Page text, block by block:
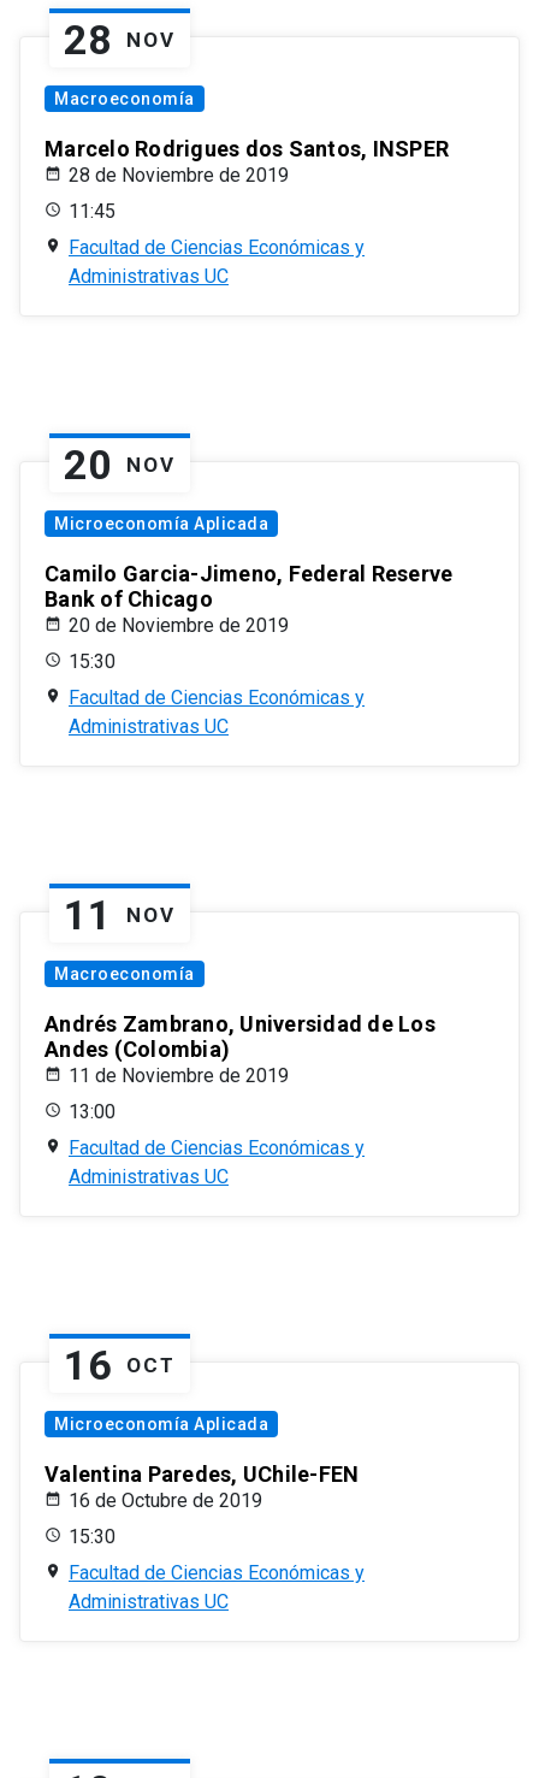
28 NOV
Macroeconomía
Marcelo Rodrigues dos Santos, INSPER
28 de Noviembre de 2019
11:45
Facultad de Ciencias Económicas y
Administrativas UC
20 NOV
Microeconomía Aplicada
Camilo Garcia-Jimeno, Federal Reserve
Bank of Chicago
20 de Noviembre de 2019
15:30
Facultad de Ciencias Económicas y
Administrativas UC
11 NOV
Macroeconomía
Andrés Zambrano, Universidad de Los
Andes (Colombia)
11 de Noviembre de 2019
13:00
Facultad de Ciencias Económicas y
Administrativas UC
16 OCT
Microeconomía Aplicada
Valentina Paredes, UChile-FEN
16 de Octubre de 2019
15:30
Facultad de Ciencias Económicas y
Administrativas UC